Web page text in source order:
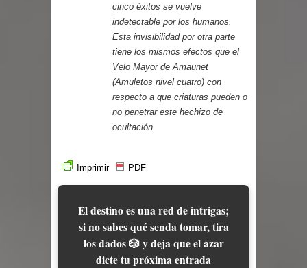
cinco éxitos se vuelve
indetectable por los humanos.
Esta invisibilidad por otra parte
tiene los mismos efectos que el
Velo Mayor de Amaunet
(Amuletos nivel cuatro) con
respecto a que criaturas pueden o
no penetrar este hechizo de
ocultación
Imprimir PDF
El destino es una red de intrigas;
si no sabes qué senda tomar, tira
los dados 🎲 y deja que el azar
dicte tu próxima entrada